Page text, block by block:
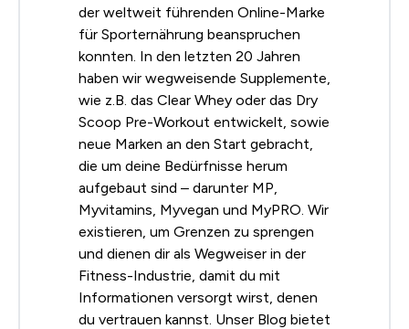
der weltweit führenden Online-Marke
für Sporternährung beanspruchen
konnten. In den letzten 20 Jahren
haben wir wegweisende Supplemente,
wie z.B. das Clear Whey oder das Dry
Scoop Pre-Workout entwickelt, sowie
neue Marken an den Start gebracht,
die um deine Bedürfnisse herum
aufgebaut sind – darunter MP,
Myvitamins, Myvegan und MyPRO. Wir
existieren, um Grenzen zu sprengen
und dienen dir als Wegweiser in der
Fitness-Industrie, damit du mit
Informationen versorgt wirst, denen
du vertrauen kannst. Unser Blog bietet